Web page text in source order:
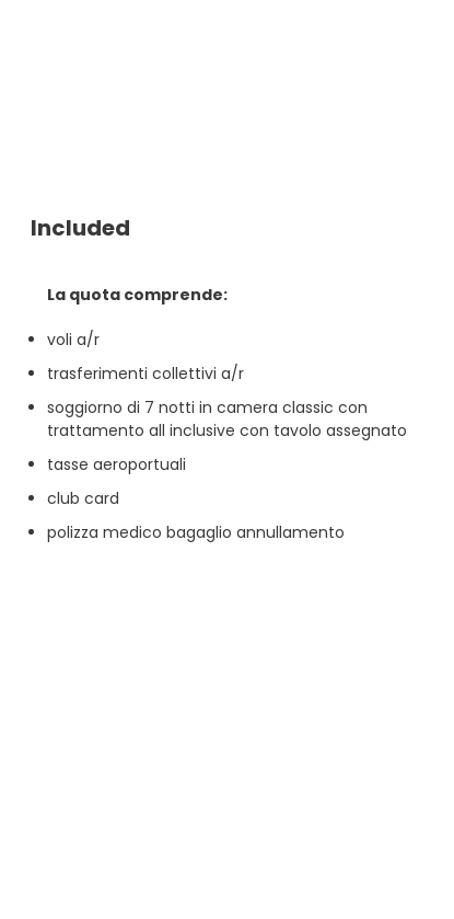
Included
La quota comprende:
voli a/r
trasferimenti collettivi a/r
soggiorno di 7 notti in camera classic con
trattamento all inclusive con tavolo assegnato
tasse aeroportuali
club card
polizza medico bagaglio annullamento